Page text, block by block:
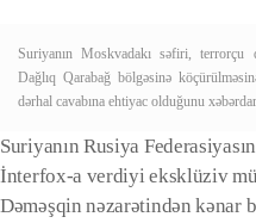
Suriyanın Moskvadakı səfiri, terrorçu
Dağlıq Qarabağ bölgəsinə
dərhal cavabına ehtiyac olduğunu
Suriyanın Rusiya
İnterfox-a verdiyi eksklüziv
Dəməşqin nəzarətindən kənar